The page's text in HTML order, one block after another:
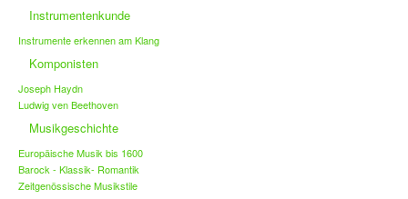
Instrumentenkunde
Instrumente erkennen am Klang
Komponisten
Joseph Haydn
Ludwig ven Beethoven
Musikgeschichte
Europäische Musik bis 1600
Barock - Klassik- Romantik
Zeitgenössische Musikstile